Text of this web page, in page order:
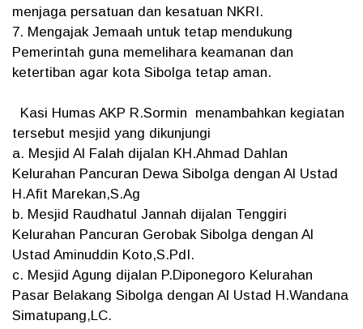
menjaga persatuan dan kesatuan NKRI.
7. Mengajak Jemaah untuk tetap mendukung
Pemerintah guna memelihara keamanan dan
ketertiban agar kota Sibolga tetap aman.
Kasi Humas AKP R.Sormin menambahkan kegiatan
tersebut mesjid yang dikunjungi
a. Mesjid Al Falah dijalan KH.Ahmad Dahlan
Kelurahan Pancuran Dewa Sibolga dengan Al Ustad
H.Afit Marekan,S.Ag
b. Mesjid Raudhatul Jannah dijalan Tenggiri
Kelurahan Pancuran Gerobak Sibolga dengan Al
Ustad Aminuddin Koto,S.PdI.
c. Mesjid Agung dijalan P.Diponegoro Kelurahan
Pasar Belakang Sibolga dengan Al Ustad H.Wandana
Simatupang,LC.